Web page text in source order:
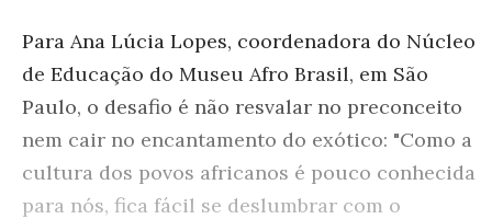
Para Ana Lúcia Lopes, coordenadora do Núcleo
de Educação do Museu Afro Brasil, em São
Paulo, o desafio é não resvalar no preconceito
nem cair no encantamento do exótico: "Como a
cultura dos povos africanos é pouco conhecida
para nós, fica fácil se deslumbrar com o